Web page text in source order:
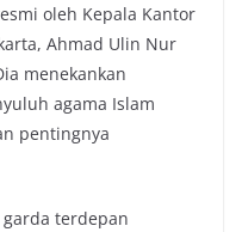
oleh Kepala Kantor
Ahmad Ulin Nur
menekankan
agama Islam
pentingnya
garda terdepan